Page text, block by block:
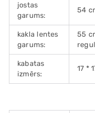
jostas
garums:
54
kakla lentes
garums:
55
kabatas
izmērs:
17 *